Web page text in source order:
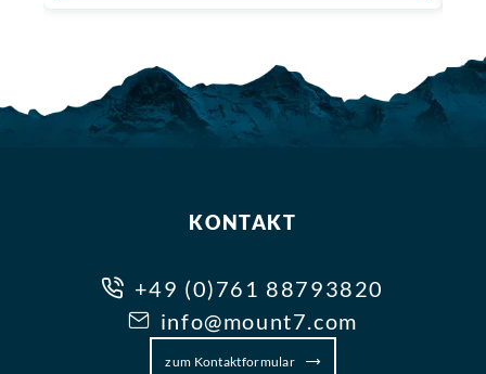
KONTAKT
+49 (0)761 88793820
info@mount7.com
zum Kontaktformular